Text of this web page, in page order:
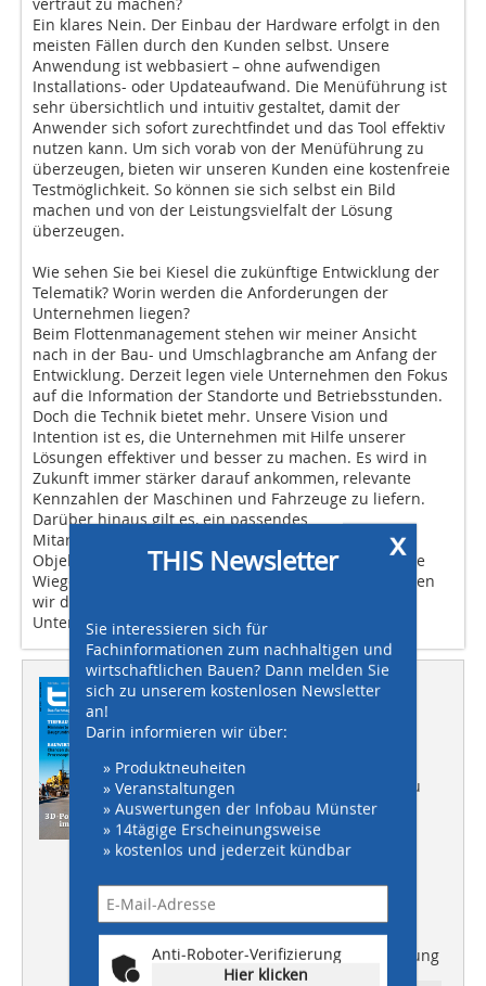
vertraut zu machen?
Ein klares Nein. Der Einbau der Hardware erfolgt in den
meisten Fällen durch den Kunden selbst. Unsere
Anwendung ist webbasiert – ohne aufwendigen
Installations- oder Updateaufwand. Die Menüführung ist
sehr übersichtlich und intuitiv gestaltet, damit der
Anwender sich sofort zurechtfindet und das Tool effektiv
nutzen kann. Um sich vorab von der Menüführung zu
überzeugen, bieten wir unseren Kunden eine kostenfreie
Testmöglichkeit. So können sie sich selbst ein Bild
machen und von der Leistungsvielfalt der Lösung
überzeugen.
Wie sehen Sie bei Kiesel die zukünftige Entwicklung der
Telematik? Worin werden die Anforderungen der
Unternehmen liegen?
Beim Flottenmanagement stehen wir meiner Ansicht
nach in der Bau- und Umschlagbranche am Anfang der
Entwicklung. Derzeit legen viele Unternehmen den Fokus
auf die Information der Standorte und Betriebsstunden.
Doch die Technik bietet mehr. Unsere Vision und
Intention ist es, die Unternehmen mit Hilfe unserer
Lösungen effektiver und besser zu machen. Es wird in
Zukunft immer stärker darauf ankommen, relevante
Kennzahlen der Maschinen und Fahrzeuge zu liefern.
Darüber hinaus gilt es, ein passendes
Mitarbeitermanagement zu integrieren und weitere
Objekte wie Anbaugeräte und Maschinenzubehör wie
Wiegeeinrichtungen mit einzubinden. Dadurch können
wir die nötige Transparenz schaffen, die vom
Unternehmer gefordert wird.
Dieser Artikel erschien in
THIS 08/2013
TITELSTORY
3D-Positionierung im Straßenbau
TIEFBAU
Minimierte Baugrundrisiken
Energieeffiziente KfW-70-Häuser
BAUWIRTSCHAFT
Chancen durch Prozessoptimierung
x
THIS Newsletter
Sie interessieren sich für
Fachinformationen zum nachhaltigen und
wirtschaftlichen Bauen? Dann melden Sie
sich zu unserem kostenlosen Newsletter
an!
Darin informieren wir über:
» Produktneuheiten
» Veranstaltungen
» Auswertungen der Infobau Münster
» 14tägige Erscheinungsweise
» kostenlos und jederzeit kündbar
Anti-Roboter-Verifizierung
Hier klicken